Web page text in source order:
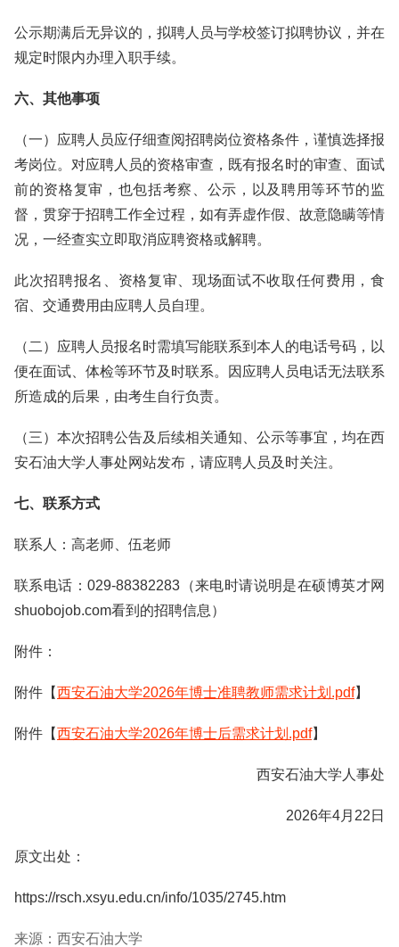
公示期满后无异议的，拟聘人员与学校签订拟聘协议，并在
规定时限内办理入职手续。
六、其他事项
（一）应聘人员应仔细查阅招聘岗位资格条件，谨慎选择报
考岗位。对应聘人员的资格审查，既有报名时的审查、面试
前的资格复审，也包括考察、公示，以及聘用等环节的监
督，贯穿于招聘工作全过程，如有弄虚作假、故意隐瞒等情
况，一经查实立即取消应聘资格或解聘。
此次招聘报名、资格复审、现场面试不收取任何费用，食
宿、交通费用由应聘人员自理。
（二）应聘人员报名时需填写能联系到本人的电话号码，以
便在面试、体检等环节及时联系。因应聘人员电话无法联系
所造成的后果，由考生自行负责。
（三）本次招聘公告及后续相关通知、公示等事宜，均在西
安石油大学人事处网站发布，请应聘人员及时关注。
七、联系方式
联系人：高老师、伍老师
联系电话：029-88382283（来电时请说明是在硕博英才网
shuobojob.com看到的招聘信息）
附件：
附件【西安石油大学2026年博士准聘教师需求计划.pdf】
附件【西安石油大学2026年博士后需求计划.pdf】
西安石油大学人事处
2026年4月22日
原文出处：
https://rsch.xsyu.edu.cn/info/1035/2745.htm
来源：西安石油大学